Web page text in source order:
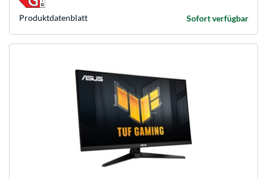
Sofort verfügbar
Produkt­datenblatt